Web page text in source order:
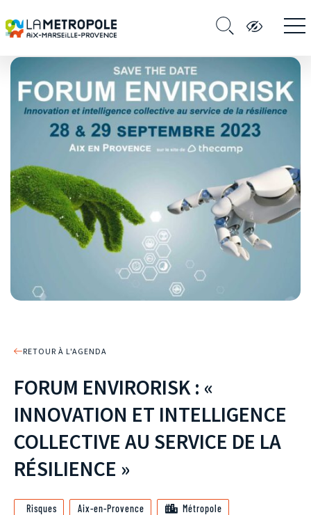
RETOUR À L'AGENDA
FORUM ENVIRORISK : «
INNOVATION ET INTELLIGENCE
COLLECTIVE AU SERVICE DE LA
RÉSILIENCE »
Risques Aix-en-Provence Métropole